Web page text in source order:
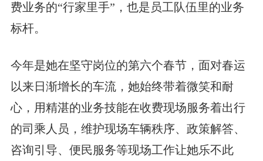
费业务的“行家里手”，也是员工队伍里的业务
标杆。
今年是她在坚守岗位的第六个春节，面对春运
以来日渐增长的车流，她始终带着微笑和耐
心，用精湛的业务技能在收费现场服务着出行
的司乘人员，维护现场车辆秩序、政策解答、
咨询引导、便民服务等现场工作让她乐不此